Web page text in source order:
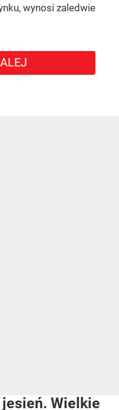
wynosi zaledwie
jesień. Wielkie